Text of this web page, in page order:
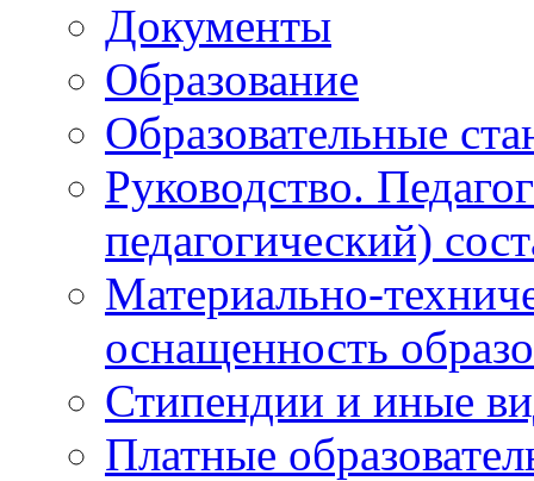
Документы
Образование
Образовательные
Руководство.
педагогический)
Материально-
оснащенность
Стипендии и иные
Платные